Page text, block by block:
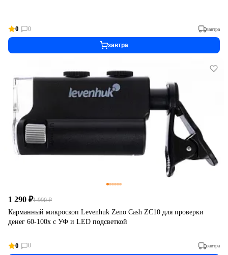
0 0 завтра
завтра
1 290 ₽1 990 ₽
Карманный микроскоп Levenhuk Zeno Cash ZC10 для проверки
денег 60-100x с УФ и LED подсветкой
0 0 завтра